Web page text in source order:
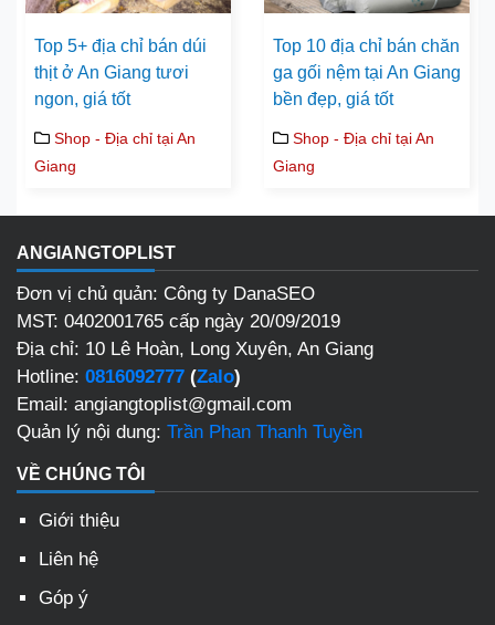
Top 5+ địa chỉ bán dúi
thịt ở An Giang tươi
ngon, giá tốt
Shop - Địa chỉ tại An
Giang
Top 10 địa chỉ bán chăn
ga gối nệm tại An Giang
bền đẹp, giá tốt
Shop - Địa chỉ tại An
Giang
ANGIANGTOPLIST
Đơn vị chủ quản: Công ty DanaSEO
MST: 0402001765 cấp ngày 20/09/2019
Địa chỉ: 10 Lê Hoàn, Long Xuyên, An Giang
Hotline: 0816092777 (Zalo)
Email: angiangtoplist@gmail.com
Quản lý nội dung: Trần Phan Thanh Tuyền
VỀ CHÚNG TÔI
Giới thiệu
Liên hệ
Góp ý